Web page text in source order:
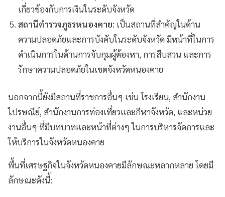
เกี่ยวข้องกับการเงินในระดับจังหวัด
สถานีตำรวจภูธรหนองคาย: เป็นสถานที่สำคัญในด้าน
ความปลอดภัยและการบังคับในระดับจังหวัด มีหน้าที่ในการ
ดำเนินการในด้านการจับกุมผู้ต้องหา, การสืบสวน และการ
รักษาความปลอดภัยในเขตจังหวัดหนองคาย
นอกจากนี้ยังมีสถานที่ราชการอื่นๆ เช่น โรงเรียน, สำนักงาน
ไปรษณีย์, สำนักงานการท่องเที่ยวและกีฬาจังหวัด, และหน่วย
งานอื่นๆ ที่มีบทบาทและหน้าที่ต่างๆ ในการบริหารจัดการและ
ให้บริการในจังหวัดหนองคาย
พื้นที่เศรษฐกิจในจังหวัดหนองคายมีลักษณะหลากหลาย โดยมี
ลักษณะดังนี้: